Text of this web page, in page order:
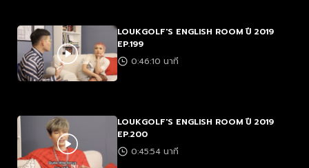
LOUKGOLF'S ENGLISH ROOM ปี 2019
EP.199
0:46:10 นาที
LOUKGOLF'S ENGLISH ROOM ปี 2019
EP.200
0:45:54 นาที